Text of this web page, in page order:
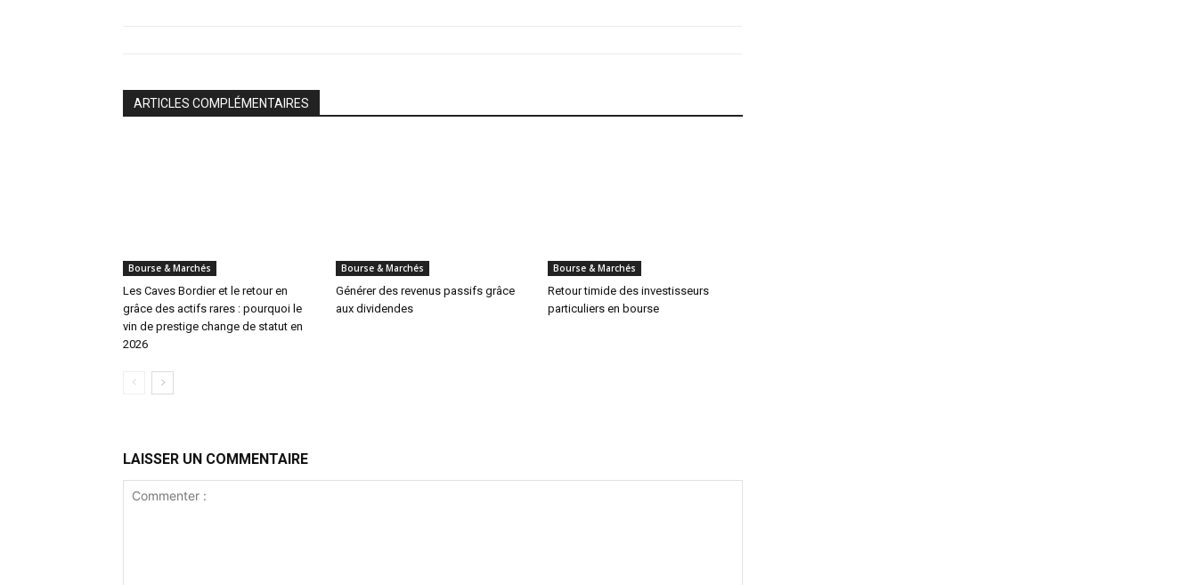
ARTICLES COMPLÉMENTAIRES
Bourse & Marchés
Les Caves Bordier et le retour en
grâce des actifs rares : pourquoi le
vin de prestige change de statut en
2026
Bourse & Marchés
Générer des revenus passifs grâce
aux dividendes
Bourse & Marchés
Retour timide des investisseurs
particuliers en bourse
LAISSER UN COMMENTAIRE